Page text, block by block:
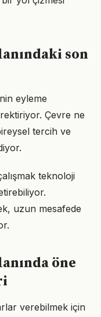
son
eyleme
Çevre ne
tercih ve
teknoloji
uzun mesafede
öne
verebilmek için